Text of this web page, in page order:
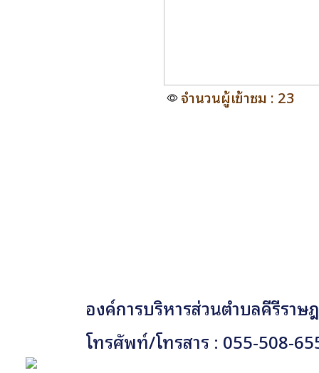
จำนวนผู้เข้าชม : 23
องค์การบริหารส่วนตำบลคีรีรา
โทรศัพท์/โทรสาร : 055-508-